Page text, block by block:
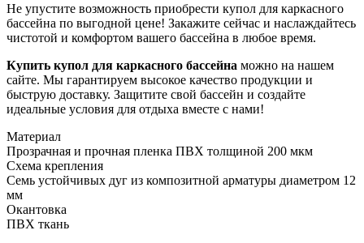
Не упустите возможность приобрести купол для каркасного
бассейна по выгодной цене! Закажите сейчас и наслаждайтесь
чистотой и комфортом вашего бассейна в любое время.
Купить купол для каркасного бассейна можно на нашем
сайте. Мы гарантируем высокое качество продукции и
быструю доставку. Защитите свой бассейн и создайте
идеальные условия для отдыха вместе с нами!
Материал
Прозрачная и прочная пленка ПВХ толщиной 200 мкм
Схема крепления
Семь устойчивых дуг из композитной арматуры диаметром 12
мм
Окантовка
ПВХ ткань